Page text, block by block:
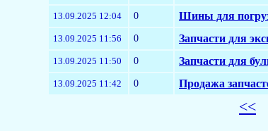
13.09.2025 12:04 0 Шины для
13.09.2025 11:56 0 Запчасти для
13.09.2025 11:50 0 Запчасти для
13.09.2025 11:42 0 Продажа
<<